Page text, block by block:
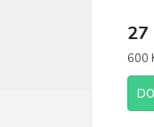
27
cena:
600